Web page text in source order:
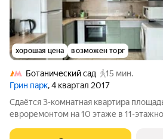
хорошая цена возможен торг
Ботанический сад
15 мин.
Грин парк, 4 квартал 2017
Сдаётся 3-комнатная квартира
евроремонтом на 10 этаже в 11-